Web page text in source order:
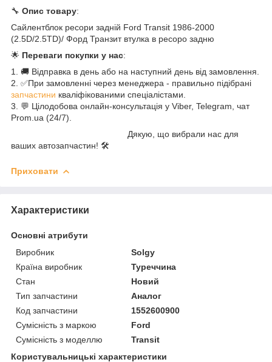
🔧 Опис товару:
Сайлентблок ресори задній Ford Transit 1986-2000
(2.5D/2.5TD)/ Форд Транзит втулка в ресоро задню
🌟 Переваги покупки у нас:
1. 🚚 Відправка в день або на наступний день від замовлення.
2. ✅При замовленні через менеджера - правильно підібрані
запчастини кваліфікованими спеціалістами.
3. 💬 Цілодобова онлайн-консультація у Viber, Telegram, чат
Prom.ua (24/7).
Дякую, що вибрали нас для
ваших автозапчастин! 🛠️
Приховати
Характеристики
Основні атрибути
Виробник
Solgy
Країна виробник
Туреччина
Стан
Новий
Тип запчастини
Аналог
Код запчастини
1552600900
Сумісність з маркою
Ford
Сумісність з моделлю
Transit
Користувальницькі характеристики